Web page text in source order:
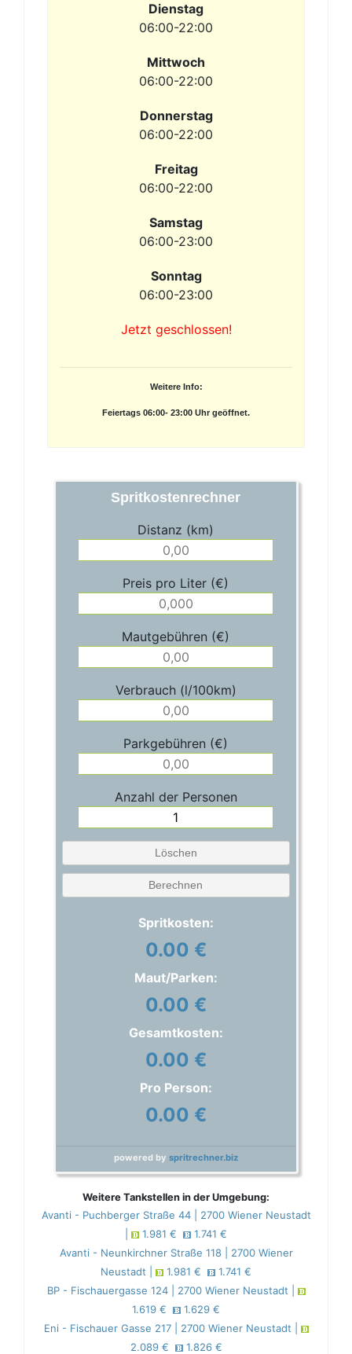
Dienstag
06:00-22:00
Mittwoch
06:00-22:00
Donnerstag
06:00-22:00
Freitag
06:00-22:00
Samstag
06:00-23:00
Sonntag
06:00-23:00
Jetzt geschlossen!
Weitere Info:
Feiertags 06:00- 23:00 Uhr geöffnet.
Spritkostenrechner
Distanz (km)
Preis pro Liter (€)
Mautgebühren (€)
Verbrauch (l/100km)
Parkgebühren (€)
Anzahl der Personen
Löschen
Berechnen
Spritkosten:
0.00 €
Maut/Parken:
0.00 €
Gesamtkosten:
0.00 €
Pro Person:
0.00 €
powered by spritrechner.biz
Weitere Tankstellen in der Umgebung:
Avanti - Puchberger Straße 44 | 2700 Wiener Neustadt
1.981 €
1.741 €
Avanti - Neunkirchner Straße 118 | 2700 Wiener
Neustadt |
1.981 €
1.741 €
BP - Fischauergasse 124 | 2700 Wiener Neustadt |
1.619 €
1.629 €
Eni - Fischauer Gasse 217 | 2700 Wiener Neustadt |
2.089 €
1.826 €